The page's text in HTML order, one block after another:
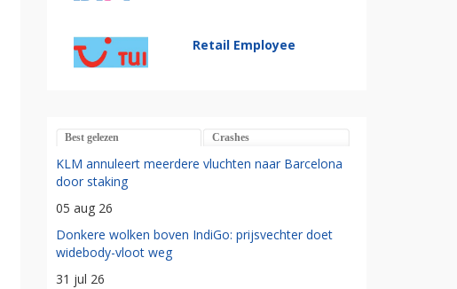
Retail Employee
Best gelezen Crashes
KLM annuleert meerdere vluchten naar Barcelona
door staking
05 aug 26
Donkere wolken boven IndiGo: prijsvechter doet
widebody-vloot weg
31 jul 26